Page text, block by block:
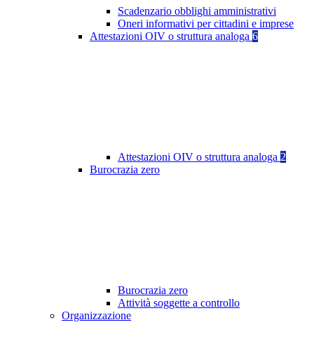
Scadenzario obblighi amministrativi
Oneri informativi per cittadini e imprese
Attestazioni OIV o struttura analoga 6
Attestazioni OIV o struttura analoga 2
Burocrazia zero
Burocrazia zero
Attività soggette a controllo
Organizzazione